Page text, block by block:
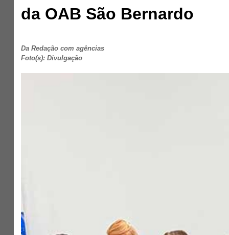
da OAB São Bernardo
Da Redação com agências
Foto(s): Divulgação